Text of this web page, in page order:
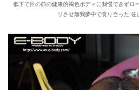
低下で目の前の健康的褐色ボディに我慢できずロ
リさせ無我夢中で貪り合った 佐